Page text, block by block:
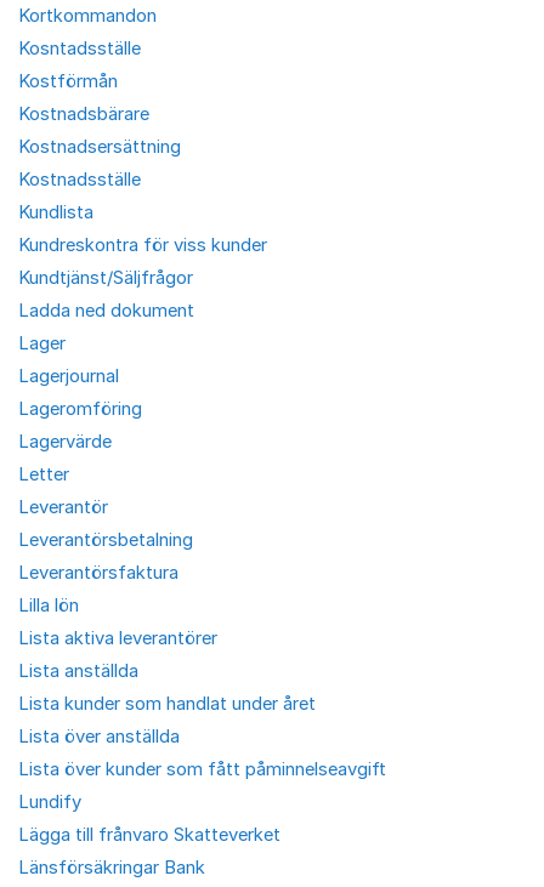
Kortkommandon
Kosntadsställe
Kostförmån
Kostnadsbärare
Kostnadsersättning
Kostnadsställe
Kundlista
Kundreskontra för viss kunder
Kundtjänst/Säljfrågor
Ladda ned dokument
Lager
Lagerjournal
Lageromföring
Lagervärde
Letter
Leverantör
Leverantörsbetalning
Leverantörsfaktura
Lilla lön
Lista aktiva leverantörer
Lista anställda
Lista kunder som handlat under året
Lista över anställda
Lista över kunder som fått påminnelseavgift
Lundify
Lägga till frånvaro Skatteverket
Länsförsäkringar Bank